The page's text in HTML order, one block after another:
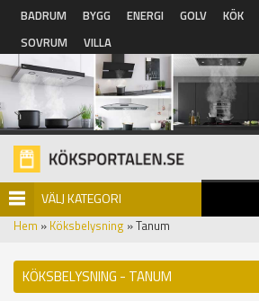
Hoppa till huvudinnehåll
BADRUM BYGG ENERGI GOLV KÖK
SOVRUM
VILLA
VÄLJ KATEGORI
Hem » Köksbelysning » Tanum
KÖKSBELYSNING - TANUM